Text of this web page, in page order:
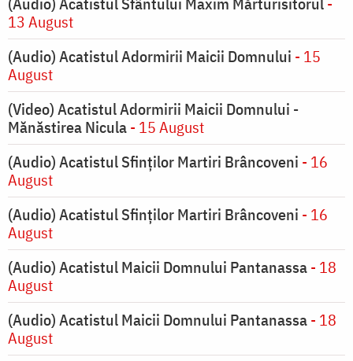
13 August
(Audio) Acatistul Adormirii Maicii Domnului - 15
August
(Video) Acatistul Adormirii Maicii Domnului -
Mănăstirea Nicula- 15 August
(Audio) Acatistul Sfinților Martiri Brâncoveni - 16
August
(Audio) Acatistul Sfinților Martiri Brâncoveni - 16
August
(Audio) Acatistul Maicii Domnului Pantanassa- 18
August
(Audio) Acatistul Maicii Domnului Pantanassa- 18
August